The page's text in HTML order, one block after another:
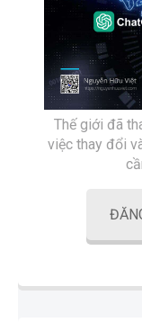
Thế giới đã
việc thay đổi